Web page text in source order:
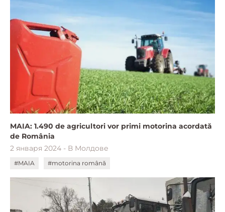
MAIA: 1.490 de agricultori vor primi motorina acordată
de România
2 января 2024 - В Молдове
#MAIA #motorina română